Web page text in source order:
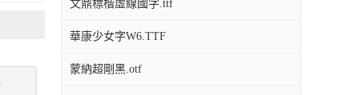
文鼎標楷虛線國字.ttf
華康少女字W6.TTF
蒙納超剛黑.otf